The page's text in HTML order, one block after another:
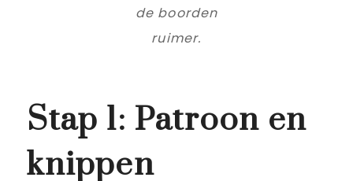
de boorden
ruimer.
Stap 1: Patroon en
knippen